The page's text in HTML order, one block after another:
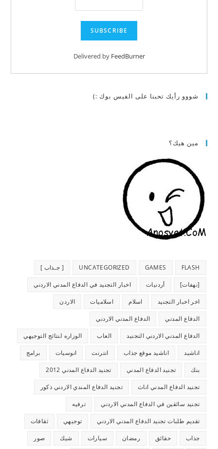
Delivered by FeedBurner
شووو رأيك تحبنا على الفيس بوك :)
مين هيك؟
FLASH
GAMES
UNCATEGORIZED [ جـذاب ]
[نهفات] أردنيات اخبار التجنيد في الدفاع المدني الاردني
اخر اخبار التجنيد اسلام اسلاميات الاردن
الدفاع المدني الدفاع المدني الاردني
الدفاع المدني الاردني التجنيد العاب الوزاره لنتائج التوجيهي
اناشيد اناشيد موقع جذاب انترنت انوسيات برامج
بنك تجنيد الدفاع المدني تجنيد الدفاع المدني 2012
تجنيد الدفاع المدني اناث تجنيد الدفاع المندي الاردني ذكور
تجنيد سائقين في الدفاع المدني الاردني ترفيه
تقديم طلبات تجنيد الدفاع المدني الاردني توجيهي ثقافات
جذاب حقائق رمضان سيارات شيك صور